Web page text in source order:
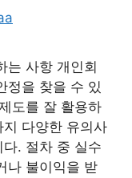
는 사항 개인회
정을 찾을 수 있
도를 잘 활용하
다양한 유의사
. 절차 중 실수
나 불이익을 받